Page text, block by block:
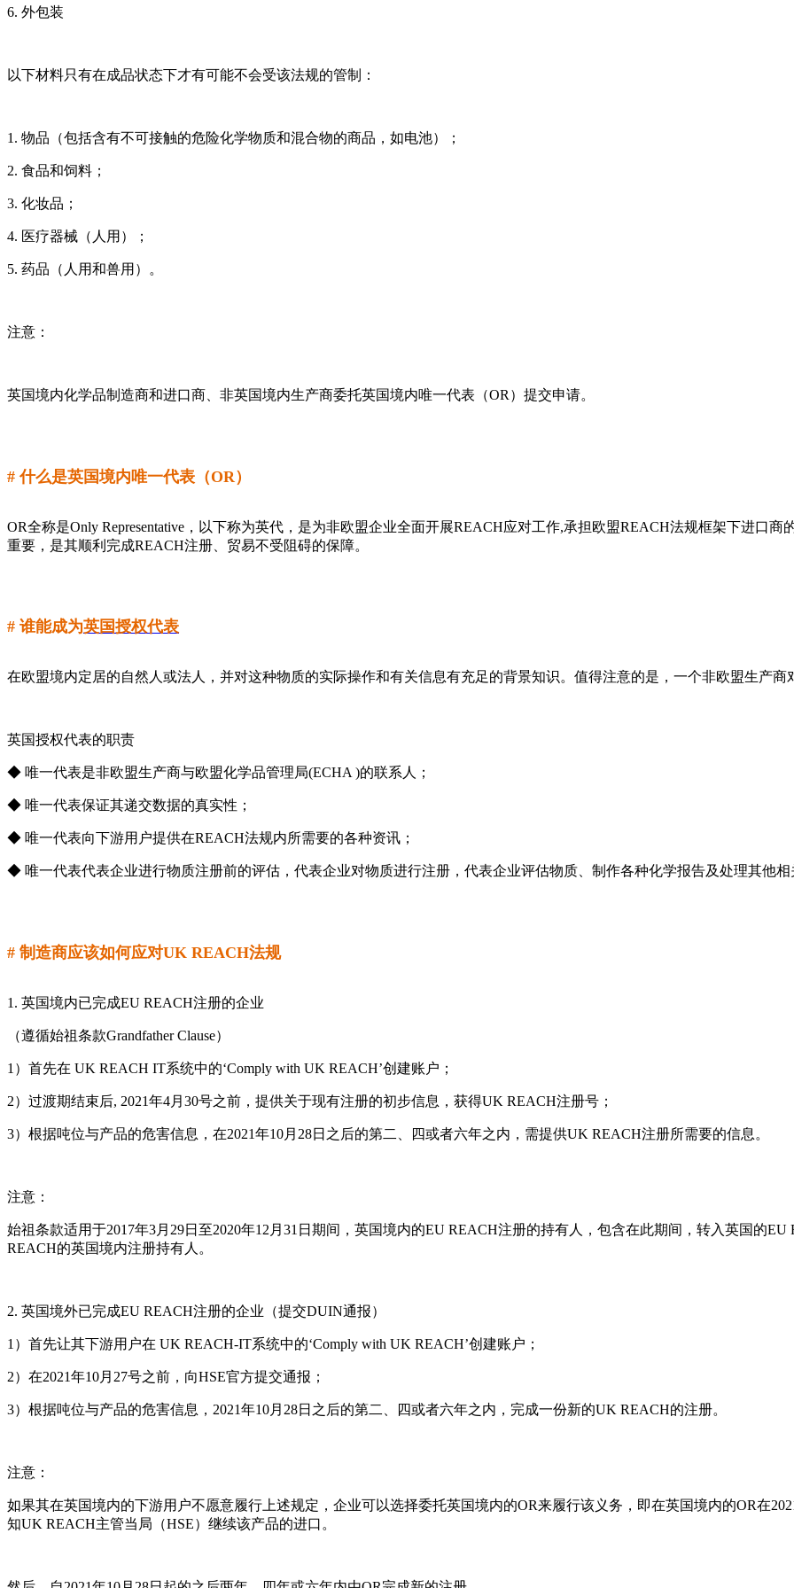
6. 外包装
以下材料只有在成品状态下才有可能不会受该法规的管制：
1. 物品（包括含有不可接触的危险化学物质和混合物的商品，如电池）；
2. 食品和饲料；
3. 化妆品；
4. 医疗器械（人用）；
5. 药品（人用和兽用）。
注意：
英国境内化学品制造商和进口商、非英国境内生产商委托英国境内唯一代表（OR）提交申请。
# 什么是英国境内唯一代表（OR）
OR全称是Only Representative，以下称为英代，是为非欧盟企业全面开展REACH应对工作,承担欧盟REACH法规框架下进口
重要，是其顺利完成REACH注册、贸易不受阻碍的保障。
# 谁能成为英国授权代表
在欧盟境内定居的自然人或法人，并对这种物质的实际操作和有关信息有充足的背景知识。值得注意的是，一个非欧盟生产
英国授权代表的职责
◆ 唯一代表是非欧盟生产商与欧盟化学品管理局(ECHA )的联系人；
◆ 唯一代表保证其递交数据的真实性；
◆ 唯一代表向下游用户提供在REACH法规内所需要的各种资讯；
◆ 唯一代表代表企业进行物质注册前的评估，代表企业对物质进行注册，代表企业评估物质、制作各种化学报告及处理其他相
# 制造商应该如何应对UK REACH法规
1. 英国境内已完成EU REACH注册的企业
（遵循始祖条款Grandfather Clause）
1）首先在 UK REACH IT系统中的‘Comply with UK REACH’创建账户；
2）过渡期结束后, 2021年4月30号之前，提供关于现有注册的初步信息，获得UK REACH注册号；
3）根据吨位与产品的危害信息，在2021年10月28日之后的第二、四或者六年之内，需提供UK REACH注册所需要的信息。
注意：
始祖条款适用于2017年3月29日至2020年12月31日期间，英国境内的EU REACH注册的持有人，包含在此期间，转入英国的
REACH的英国境内注册持有人。
2. 英国境外已完成EU REACH注册的企业（提交DUIN通报）
1）首先让其下游用户在 UK REACH-IT系统中的‘Comply with UK REACH’创建账户；
2）在2021年10月27号之前，向HSE官方提交通报；
3）根据吨位与产品的危害信息，2021年10月28日之后的第二、四或者六年之内，完成一份新的UK REACH的注册。
注意：
如果其在英国境内的下游用户不愿意履行上述规定，企业可以选择委托英国境内的OR来履行该义务，即在英国境内的OR在
知UK REACH主管当局（HSE）继续该产品的进口。